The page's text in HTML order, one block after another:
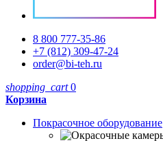
8 800 777-35-86
+7 (812) 309-47-24
order@bi-teh.ru
shopping_cart 0
Корзина
Покрасочное оборудование